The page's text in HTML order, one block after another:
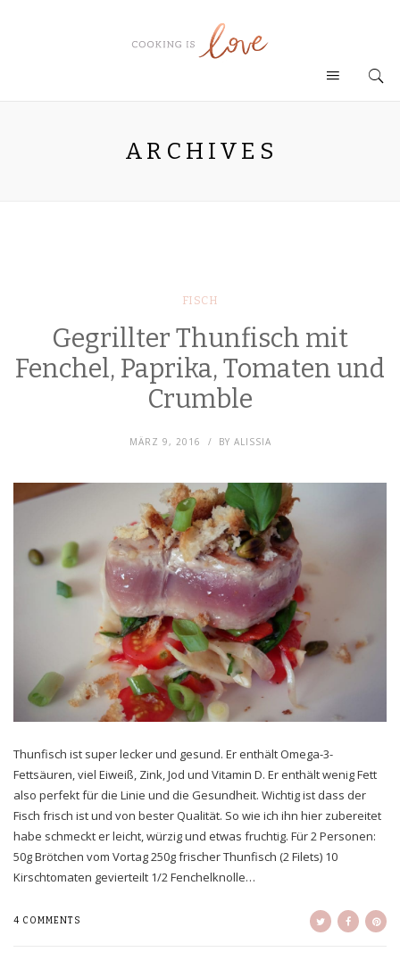
ARCHIVES
FISCH
Gegrillter Thunfisch mit
Fenchel, Paprika, Tomaten und
Crumble
MÄRZ 9, 2016 BY ALISSIA
Thunfisch ist super lecker und gesund. Er enthält Omega-3-
Fettsäuren, viel Eiweiß, Zink, Jod und Vitamin D. Er enthält wenig Fett
also perfekt für die Linie und die Gesundheit. Wichtig ist dass der
Fisch frisch ist und von bester Qualität. So wie ich ihn hier zubereitet
habe schmeckt er leicht, würzig und etwas fruchtig. Für 2 Personen:
50g Brötchen vom Vortag 250g frischer Thunfisch (2 Filets) 10
Kirschtomaten gevierteilt 1/2 Fenchelknolle…
4 COMMENTS